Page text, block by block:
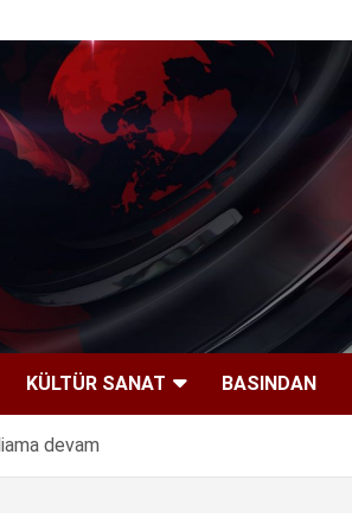
KÜLTÜR SANAT BASINDAN
devam